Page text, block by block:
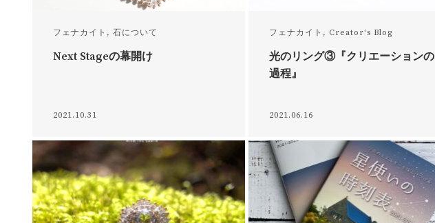
フェナカイト , 石について
Next Stageの幕開け
2021.10.31
フェナカイト , Creator‘s Blog
光のリング③『クリエーションの
過程』
2021.06.16